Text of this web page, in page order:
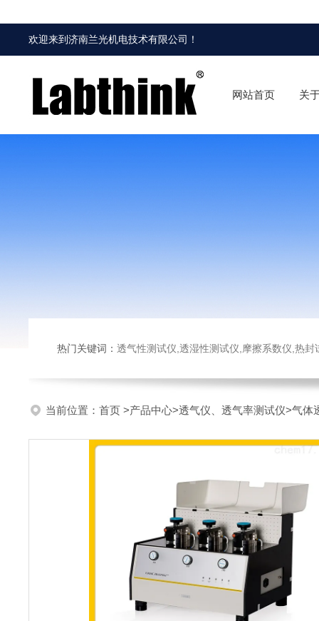
欢迎来到济南兰光机电技术有限公司 ！
网站首页 关
热门关键词： 透气性测试仪,透湿性测试仪,摩擦系数仪,热封试验仪,
当前位置： 首页 >产品中心>透气仪、透气率测试仪>气体